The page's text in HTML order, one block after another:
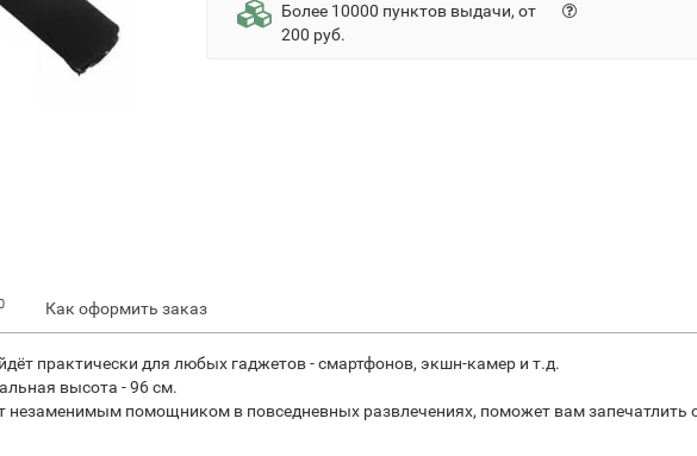
Более 10000 пунктов выдачи, от
200 руб.
Как оформить заказ
практически для любых гаджетов - смартфонов, экшн-камер и т.д.
высота - 96 см.
незаменимым помощником в повседневных развлечениях, поможет вам